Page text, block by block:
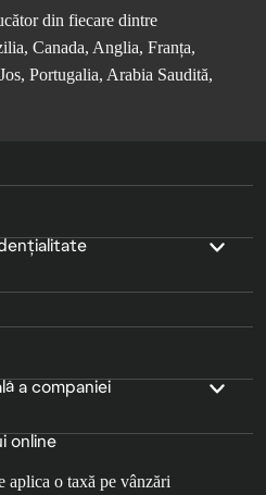
din fiecare dintre
Canada, Anglia, Franța,
Portugalia, Arabia Saudită,
a companiei
online
aplica o taxă pe vânzări